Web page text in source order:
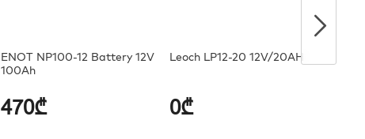
ENOT NP100-12 Battery 12V
100Ah
470₾
Leoch LP12-20 12V/20AH
0₾